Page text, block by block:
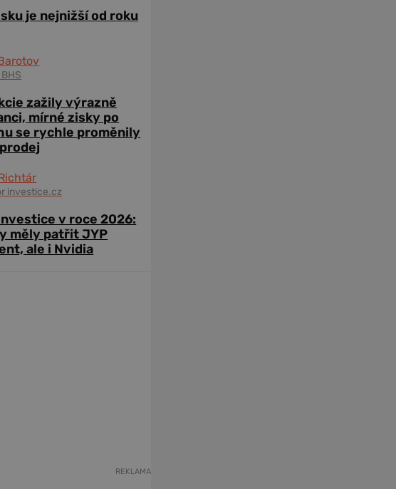
je nejnižší od roku
zažily výrazně
mírné zisky po
se rychle proměnily
investice.cz
v roce 2026:
měly patřit JYP
ale i Nvidia
REKLAMA